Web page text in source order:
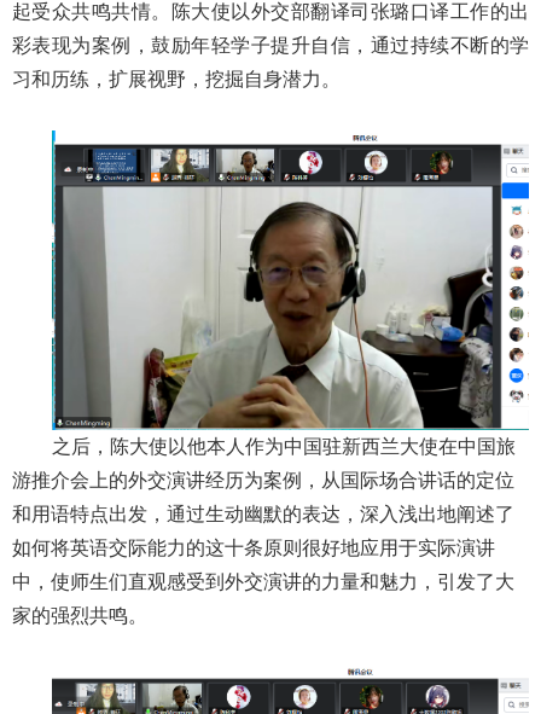
起受众共鸣共情。陈大使以外交部翻译司张璐口译工作的出
彩表现为案例，鼓励年轻学子提升自信，通过持续不断的学
习和历练，扩展视野，挖掘自身潜力。
之后，陈大使以他本人作为中国驻新西兰大使在中国旅
游推介会上的外交演讲经历为案例，从国际场合讲话的定位
和用语特点出发，通过生动幽默的表达，深入浅出地阐述了
如何将英语交际能力的这十条原则很好地应用于实际演讲
中，使师生们直观感受到外交演讲的力量和魅力，引发了大
家的强烈共鸣。